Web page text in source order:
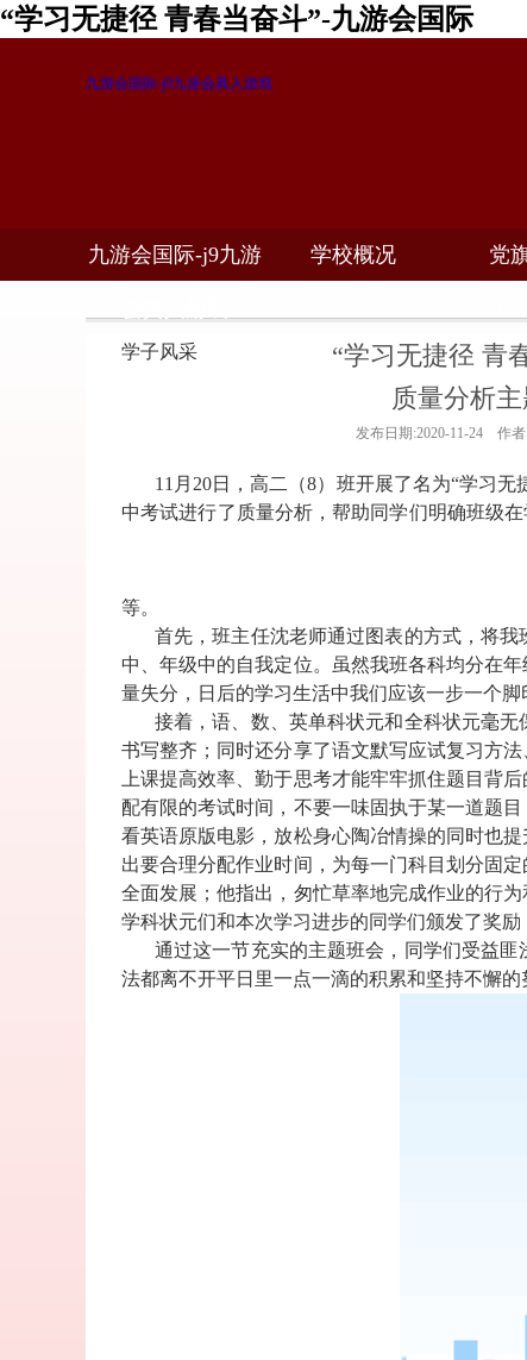
“学习无捷径 青春当奋斗”-九游会国际
九游会国际-j9九游会真人游戏
九游会国际-j9九游 学校概况 党
学子风采
“学习无捷径 青
质量分析
发布日期:2020-11-24 作
11 月20日，高二（8）班开展了名为“学习
中考试进行了质量分析，帮助同学们明确班级
等。
首先，班主任沈老师通过图表的方式，将
中、年级中的自我定位。虽然我班各科均分在
量失分，日后的学习生活中我们应该一步一个
接着，语、数、英单科状元和全科状元毫
书写整齐；同时还分享了语文默写应试复习方
上课提高效率、勤于思考才能牢牢抓住题目
配有限的考试时间，不要一味固执于某一道题
看英语原版电影，放松身心陶冶情操的同时也
出要合理分配作业时间，为每一门科目划分固
全面发展；他指出，匆忙草率地完成作业的行
学科状元们和本次学习进步的同学们颁发了奖
通过这一节充实的主题班会，同学们受益
法都离不开平日里一点一滴的积累和坚持不懈